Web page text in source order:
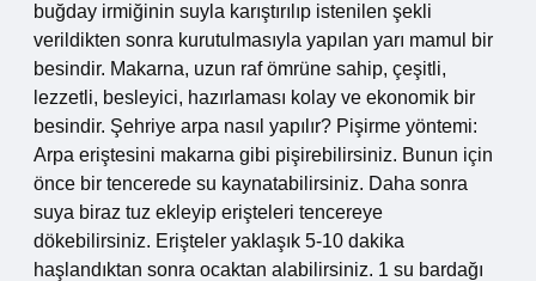
buğday irmiğinin suyla karıştırılıp istenilen şekli
verildikten sonra kurutulmasıyla yapılan yarı mamul bir
besindir. Makarna, uzun raf ömrüne sahip, çeşitli,
lezzetli, besleyici, hazırlaması kolay ve ekonomik bir
besindir. Şehriye arpa nasıl yapılır? Pişirme yöntemi:
Arpa eriştesini makarna gibi pişirebilirsiniz. Bunun için
önce bir tencerede su kaynatabilirsiniz. Daha sonra
suya biraz tuz ekleyip erişteleri tencereye
dökebilirsiniz. Erişteler yaklaşık 5-10 dakika
haşlandıktan sonra ocaktan alabilirsiniz. 1 su bardağı